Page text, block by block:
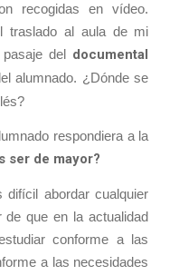
recogidas en vídeo.
traslado al aula de mi
del documental
alumnado. ¿Dónde se
respondiera a la
ser de mayor?
abordar cualquier
de que en la actualidad
conforme a las
a las necesidades